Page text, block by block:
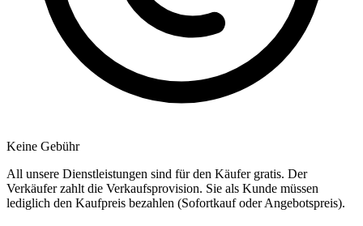
Keine Gebühr
All unsere Dienstleistungen sind für den Käufer gratis. Der
Verkäufer zahlt die Verkaufsprovision. Sie als Kunde müssen
lediglich den Kaufpreis bezahlen (Sofortkauf oder Angebotspreis).